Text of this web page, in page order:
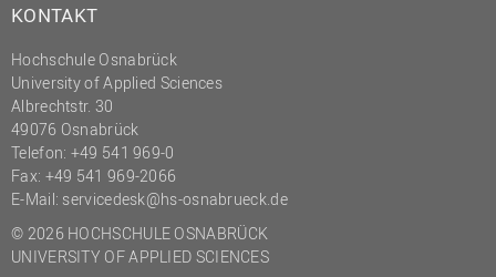
Professional School
Projekte des Präsidiums
Projektmanagement Office
(PMO)
Prozessmanagement
Recht
Science to Business GmbH
Studierendensekretariat
KONTAKT
Hochschule Osnabrück
University of Applied Sciences
Albrechtstr. 30
49076 Osnabrück
Telefon: +49 541 969-0
Fax: +49 541 969-2066
E-Mail: servicedesk@hs-osnabrueck.de
© 2026 HOCHSCHULE OSNABRÜCK
UNIVERSITY OF APPLIED SCIENCES